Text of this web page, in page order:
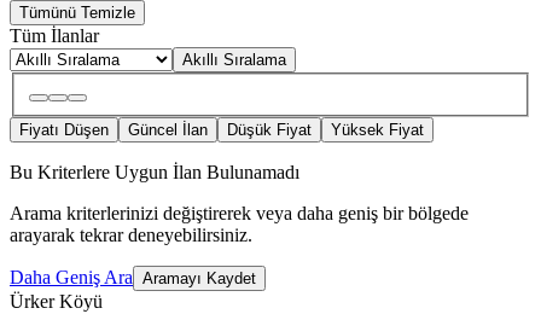
Tümünü Temizle
Tüm İlanlar
Akıllı Sıralama
Fiyatı Düşen Güncel İlan Düşük Fiyat Yüksek Fiyat
Bu Kriterlere Uygun İlan Bulunamadı
Arama kriterlerinizi değiştirerek veya daha geniş bir bölgede
arayarak tekrar deneyebilirsiniz.
Daha Geniş Ara Aramayı Kaydet
Ürker Köyü